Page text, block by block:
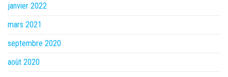
janvier 2022
mars 2021
septembre 2020
août 2020